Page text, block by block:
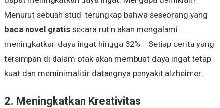
Menurut sebuah studi terungkap bahwa seseorang yang
baca novel gratissecara rutin akan mengalami
meningkatkan daya ingat hingga 32%. Setiap cerita yang
tersimpan di dalam otak akan membuat daya ingat tetap
kuat dan meminimalisir datangnya penyakit alzheimer.
2. Meningkatkan Kreativitas